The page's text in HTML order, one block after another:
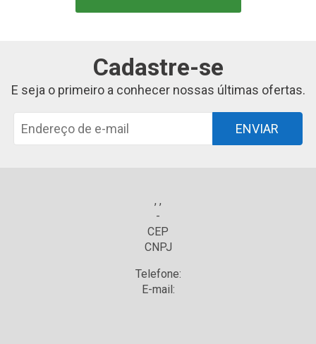
Cadastre-se
E seja o primeiro a conhecer nossas últimas ofertas.
ENVIAR
, ,
-
CEP
CNPJ
Telefone:
E-mail: